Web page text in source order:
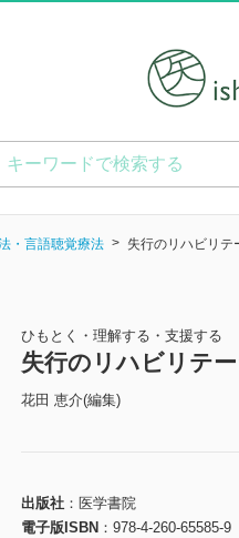
・言語聴覚療法 失行のリハビリテ
ひもとく・理解する・支援する
失行のリハビリテー
花田 恵介(編集)
出版社
医学書院
電子版ISBN
978-4-260-65585-9